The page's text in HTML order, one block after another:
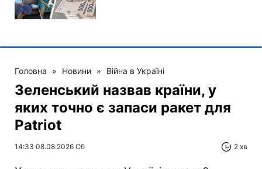
Головна » Новини » Війна в Україні
Зеленський назвав країни, у
яких точно є запаси ракет для
Patriot
14:33 08.08.2026 Сб 2 хв